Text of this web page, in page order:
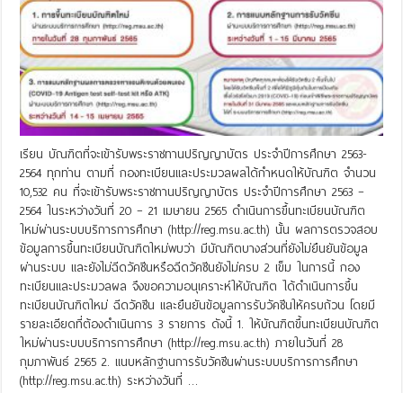
เรียน บัณฑิตที่จะเข้ารับพระราชทานปริญญาบัตร ประจำปีการศึกษา 2563-
2564 ทุกท่าน ตามที่ กองทะเบียนและประมวลผลได้กำหนดให้บัณฑิต จำนวน
10,532 คน ที่จะเข้ารับพระราชทานปริญญาบัตร ประจำปีการศึกษา 2563 –
2564 ในระหว่างวันที่ 20 – 21 เมษายน 2565 ดำเนินการขึ้นทะเบียนบัณฑิต
ใหม่ผ่านระบบบริการการศึกษา (http://reg.msu.ac.th) นั้น ผลการตรวจสอบ
ข้อมูลการขึ้นทะเบียนบัณฑิตใหม่พบว่า มีบัณฑิตบางส่วนที่ยังไม่ยืนยันข้อมูล
ผ่านระบบ และยังไม่ฉีดวัคซีนหรือฉีดวัคซีนยังไม่ครบ 2 เข็ม ในการนี้ กอง
ทะเบียนและประมวลผล จึงขอความอนุเคราะห์ให้บัณฑิต ได้ดำเนินการขึ้น
ทะเบียนบัณฑิตใหม่ ฉีดวัคซีน และยืนยันข้อมูลการรับวัคซีนให้ครบถ้วน โดยมี
รายละเอียดที่ต้องดำเนินการ 3 รายการ ดังนี้ 1. ให้บัณฑิตขึ้นทะเบียนบัณฑิต
ใหม่ผ่านระบบบริการการศึกษา (http://reg.msu.ac.th) ภายในวันที่ 28
กุมภาพันธ์ 2565 2. แนบหลักฐานการรับวัคซีนผ่านระบบบริการการศึกษา
(http://reg.msu.ac.th) ระหว่างวันที่ …